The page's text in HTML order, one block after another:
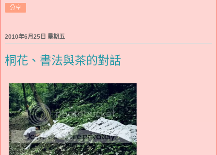
分享
2010年6月25日 星期五
桐花、書法與茶的對話